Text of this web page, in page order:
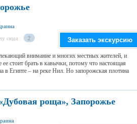
сюда 2 Заказать экскурсию
внимание и многих местных жителей, и
стоит брать в кавычки, потому что настоящая
в Египте – на реке Нил. Но запорожская плотина
роща», Запорожье